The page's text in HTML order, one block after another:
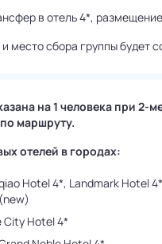
в отель 4*,
место сбора группы будет
на 1 человека при 2-
маршруту.
отелей в городах:
Hotel 4*, Landmark Hotel
City Hotel 4*